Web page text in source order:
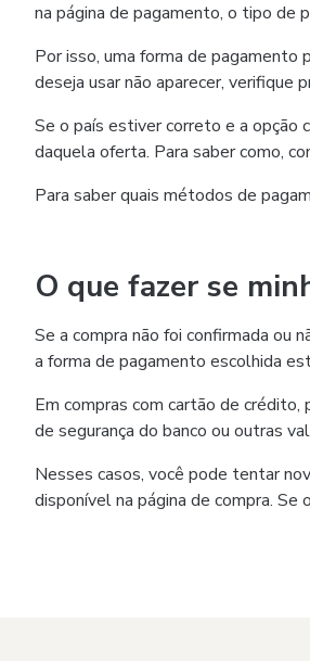
na página de pagamento, o tipo de
Por isso, uma forma de
deseja usar não aparecer, verifique
Se o país estiver correto e a opção
daquela oferta. Para saber como,
Para saber quais métodos de
O que fazer se
Se a compra não foi confirmada ou
a forma de pagamento escolhida
Em compras com cartão de
de segurança do banco ou outras
Nesses casos, você pode tentar
disponível na página de compra.